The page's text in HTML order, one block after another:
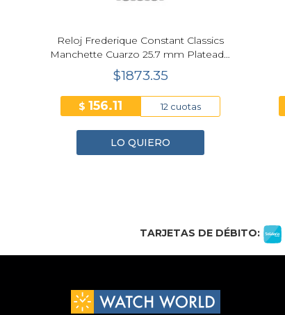
Reloj Frederique Constant Classics
Manchette Cuarzo 25.7 mm Plateado
Mujer FC-200WR1MC6B
$1873.35
$ 156.11 12 cuotas
LO QUIERO
TARJETAS DE DÉBITO: